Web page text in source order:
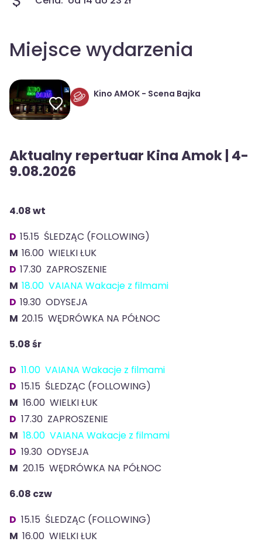
Miejsce wydarzenia
Kino AMOK - Scena Bajka
Aktualny repertuar Kina Amok | 4-
9.08.2026
4.08 wt
D 15.15 ŚLEDZĄC (FOLLOWING)
M 16.00 WIELKI ŁUK
D 17.30 ZAPROSZENIE
M 18.00 VAIANA Wakacje z filmami
D 19.30 ODYSEJA
M 20.15 WĘDRÓWKA NA PÓŁNOC
5.08 śr
D 11.00 VAIANA Wakacje z filmami
D 15.15 ŚLEDZĄC (FOLLOWING)
M 16.00 WIELKI ŁUK
D 17.30 ZAPROSZENIE
M 18.00 VAIANA Wakacje z filmami
D 19.30 ODYSEJA
M 20.15 WĘDRÓWKA NA PÓŁNOC
6.08 czw
D 15.15 ŚLEDZĄC (FOLLOWING)
M 16.00 WIELKI ŁUK